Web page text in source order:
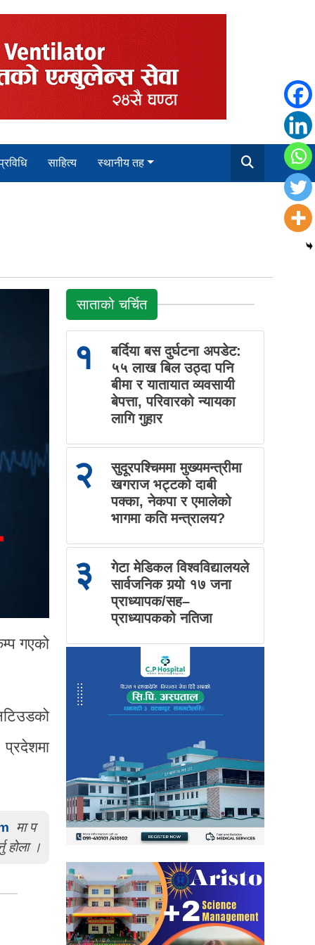
साहित्य स्थानीय तह
गएको
मा प
होला ।
साताको चर्चित
१
बर्दिया बस दुर्घटना अपडेट:
५५ लाख बिल उठ्दा पनि
बीमा र यातायात व्यवसायी
बेपत्ता, परिवारको न्यायका
लागि गुहार
२
सुदूरपश्चिममा मुख्यमन्त्रीमा
खगराज भट्टको दाबी
पक्का, नेकपा र एमालेको
भागमा कति मन्त्रालय?
३
गेटा मेडिकल विश्वविद्यालयले
सार्वजनिक गर्‍यो १७ जना
प्राध्यापक/सह–
प्राध्यापकको नतिजा